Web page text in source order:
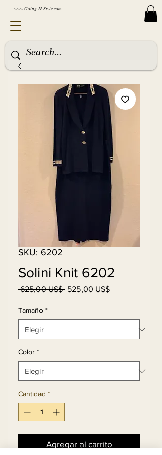
www.Going-N-Style.com
SKU: 6202
Solini Knit 6202
625,00 US$ Precio
525,00 US$Precio
Tamaño *
Color *
Cantidad *
Agregar al carrito